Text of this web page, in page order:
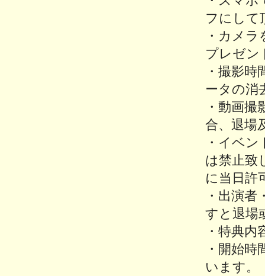
フにして
・カメ
プレゼン
・撮影
ータの消
・動画
合、退場
・イベ
は禁止致
に当日許
・出演
すと退場
・特典
・開始
います。